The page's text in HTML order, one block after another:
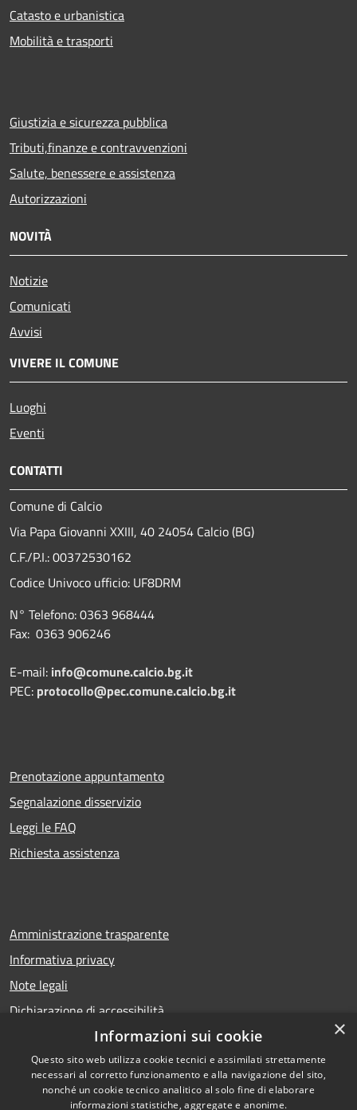
Catasto e urbanistica
Mobilità e trasporti
Giustizia e sicurezza pubblica
Tributi,finanze e contravvenzioni
Salute, benessere e assistenza
Autorizzazioni
NOVITÀ
Notizie
Comunicati
Avvisi
VIVERE IL COMUNE
Luoghi
Eventi
CONTATTI
Comune di Calcio
Via Papa Giovanni XXIII, 40 24054 Calcio (BG)
C.F./P.I.: 00372530162
Codice Univoco ufficio: UF8DRM
N° Telefono: 0363 968444
Fax: 0363 906246
E-mail: info@comune.calcio.bg.it
PEC: protocollo@pec.comune.calcio.bg.it
Prenotazione appuntamento
Segnalazione disservizio
Leggi le FAQ
Richiesta assistenza
Amministrazione trasparente
Informativa privacy
Note legali
Dichiarazione di accessibilità
RSS
Accessibilità
Copyright © 2026 • Comune di
Calcio • Powered by
×
Informazioni sui cookie
Questo sito web utilizza cookie tecnici e assimilati strettamente
necessari al corretto funzionamento e alla navigazione del sito,
nonché un cookie tecnico analitico al solo fine di elaborare
informazioni statistiche, aggregate e anonime.